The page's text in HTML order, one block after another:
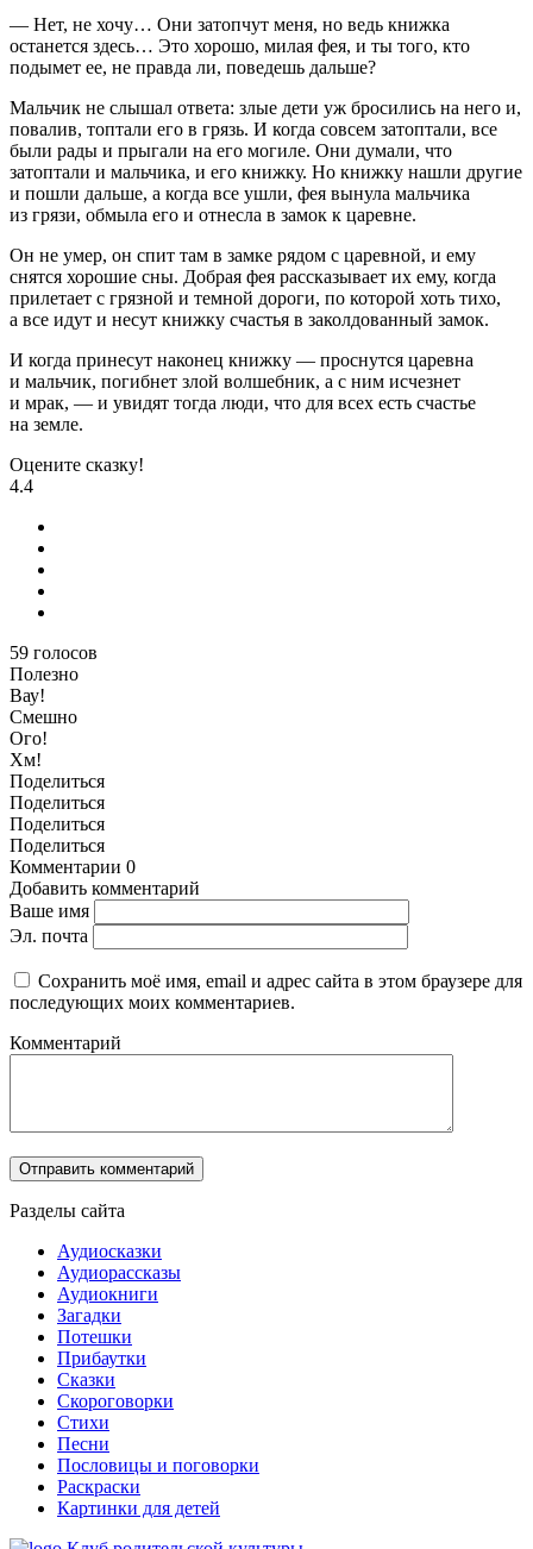
— Нет, не хочу… Они затопчут меня, но ведь книжка
останется здесь… Это хорошо, милая фея, и ты того, кто
подымет ее, не правда ли, поведешь дальше?
Мальчик не слышал ответа: злые дети уж бросились на него и,
повалив, топтали его в грязь. И когда совсем затоптали, все
были рады и прыгали на его могиле. Они думали, что
затоптали и мальчика, и его книжку. Но книжку нашли другие
и пошли дальше, а когда все ушли, фея вынула мальчика
из грязи, обмыла его и отнесла в замок к царевне.
Он не умер, он спит там в замке рядом с царевной, и ему
снятся хорошие сны. Добрая фея рассказывает их ему, когда
прилетает с грязной и темной дороги, по которой хоть тихо,
а все идут и несут книжку счастья в заколдованный замок.
И когда принесут наконец книжку — проснутся царевна
и мальчик, погибнет злой волшебник, а с ним исчезнет
и мрак, — и увидят тогда люди, что для всех есть счастье
на земле.
Оцените сказку!
4.4
59 голосов
Полезно
Вау!
Смешно
Ого!
Хм!
Поделиться
Поделиться
Поделиться
Поделиться
Комментарии 0
Добавить комментарий
Ваше имя
Эл. почта
Сохранить моё имя, email и адрес сайта в этом браузере для
последующих моих комментариев.
Комментарий
Разделы сайта
Аудиосказки
Аудиорассказы
Аудиокниги
Загадки
Потешки
Прибаутки
Сказки
Скороговорки
Стихи
Песни
Пословицы и поговорки
Раскраски
Картинки для детей